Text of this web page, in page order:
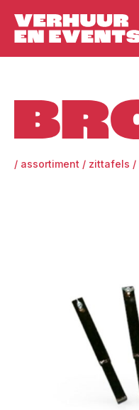
/ assortiment / zittafels /